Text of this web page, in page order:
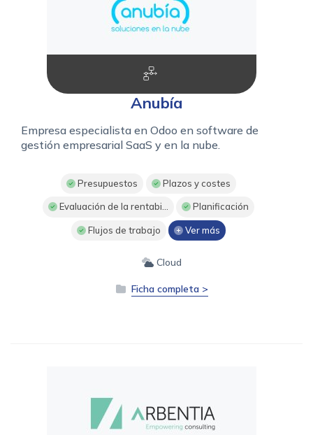
Anubía
Empresa especialista en Odoo en software de
gestión empresarial SaaS y en la nube.
Presupuestos Plazos y costes
Evaluación de la rentabi... Planificación
Flujos de trabajo Ver más
Cloud
Ficha completa >